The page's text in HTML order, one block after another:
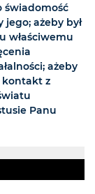
świadomość
jego; ażeby był
właściwemu
ażeby
kontakt z
Panu